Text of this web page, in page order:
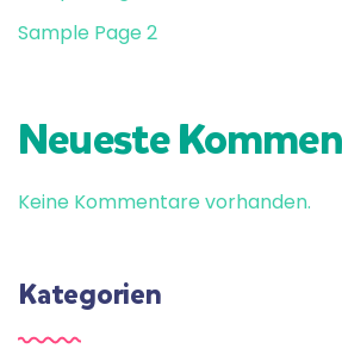
Sample Page 2
Neueste
Keine Kommentare vorhanden.
Kategorien